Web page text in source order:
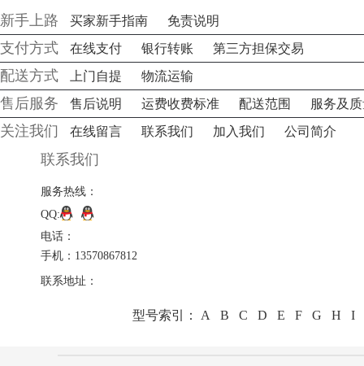
新手上路 买家新手指南 免责说明
支付方式 在线支付 银行转账 第三方担保交易
配送方式 上门自提 物流运输
售后服务 售后说明 运费收费标准 配送范围 服务及
关注我们 在线留言 联系我们 加入我们 公司简介
联系我们
服务热线：
QQ:
电话：
手机：13570867812
联系地址：
型号索引： A B C D E F G H I